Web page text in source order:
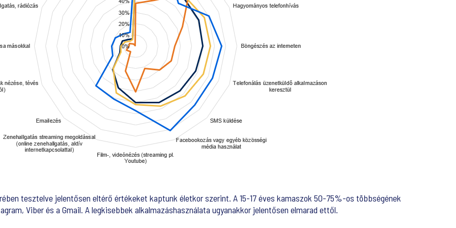
tesztelve jelentősen eltérő értékeket kaptunk életkor szerint. A 15-17 éves kamaszok 50-75%-os többségének
Viber és a Gmail. A legkisebbek alkalmazáshasználata ugyanakkor jelentősen elmarad ettől.